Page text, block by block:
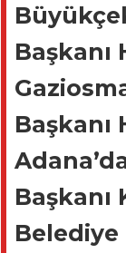
Başkanı
Başkanı
Başkanı
Belediye